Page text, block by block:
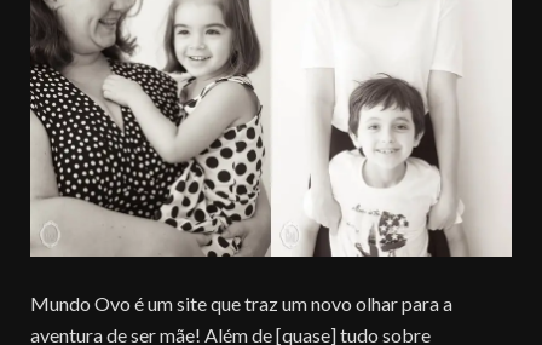
Mundo Ovo é um site que traz um novo olhar para a
aventura de ser mãe! Além de [quase] tudo sobre